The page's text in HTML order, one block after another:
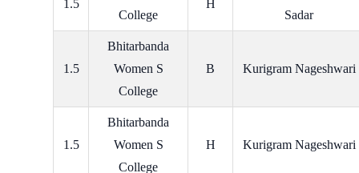
1.5
College
H
Sadar
1.5
Bhitarbanda
Women S
College
B Kurigram Nageshwari
1.5
Bhitarbanda
Women S
College
H Kurigram Nageshwari